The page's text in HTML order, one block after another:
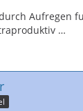
Aufregen
…